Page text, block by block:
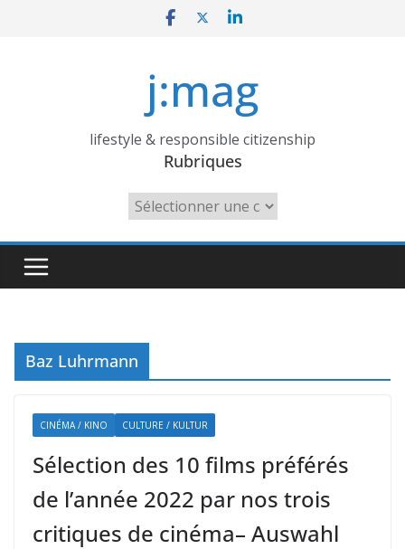
j:mag
lifestyle & responsible citizenship
Rubriques
Rubriques
Baz Luhrmann
CINÉMA / KINO CULTURE / KULTUR
Sélection des 10 films préférés
de l’année 2022 par nos trois
critiques de cinéma– Auswahl